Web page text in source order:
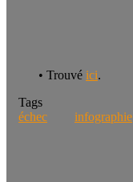
• Trouvé ici.
Tags
échec
infographie